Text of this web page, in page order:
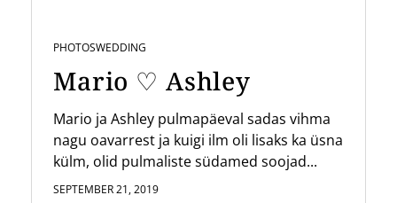
PHOTOSWEDDING
Mario ♡ Ashley
Mario ja Ashley pulmapäeval sadas vihma
nagu oavarrest ja kuigi ilm oli lisaks ka üsna
külm, olid pulmaliste südamed soojad...
SEPTEMBER 21, 2019